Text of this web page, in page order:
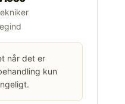
når det er
kun